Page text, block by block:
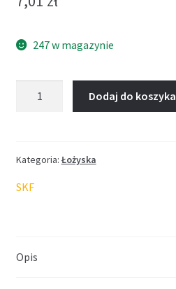
247 w magazynie
Dodaj do koszyka
Kategoria: Łożyska
SKF
Opis